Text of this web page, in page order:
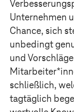
Unternehmen
Chance, sich
unbedingt
und
schließlich,
tagtäglich